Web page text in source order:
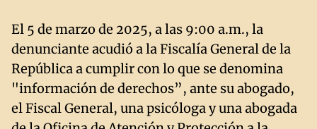
El 5 de marzo de 2025, a las 9:00 a.m., la
denunciante acudió a la Fiscalía General de la
República a cumplir con lo que se denomina
"información de derechos”, ante su abogado,
el Fiscal General, una psicóloga y una abogada